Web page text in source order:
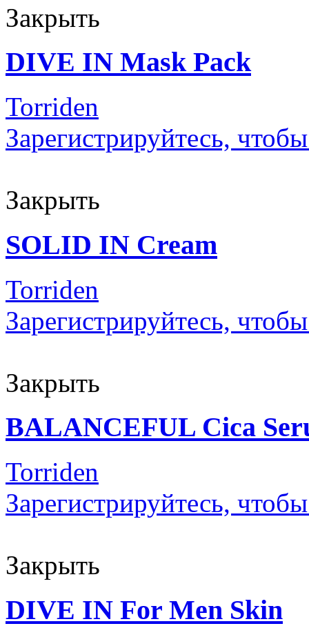
Закрыть
DIVE IN Mask Pack
Torriden
Зарегистрируйтесь,
Закрыть
SOLID IN Cream
Torriden
Зарегистрируйтесь,
Закрыть
BALANCEFUL Cica
Torriden
Зарегистрируйтесь,
Закрыть
DIVE IN For Men Skin